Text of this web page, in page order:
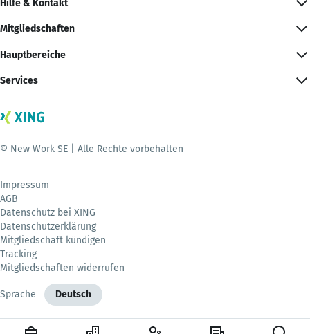
Hilfe & Kontakt
Mitgliedschaften
Hauptbereiche
Services
© New Work SE | Alle Rechte vorbehalten
Impressum
AGB
Datenschutz bei XING
Datenschutzerklärung
Mitgliedschaft kündigen
Tracking
Mitgliedschaften widerrufen
Sprache Deutsch